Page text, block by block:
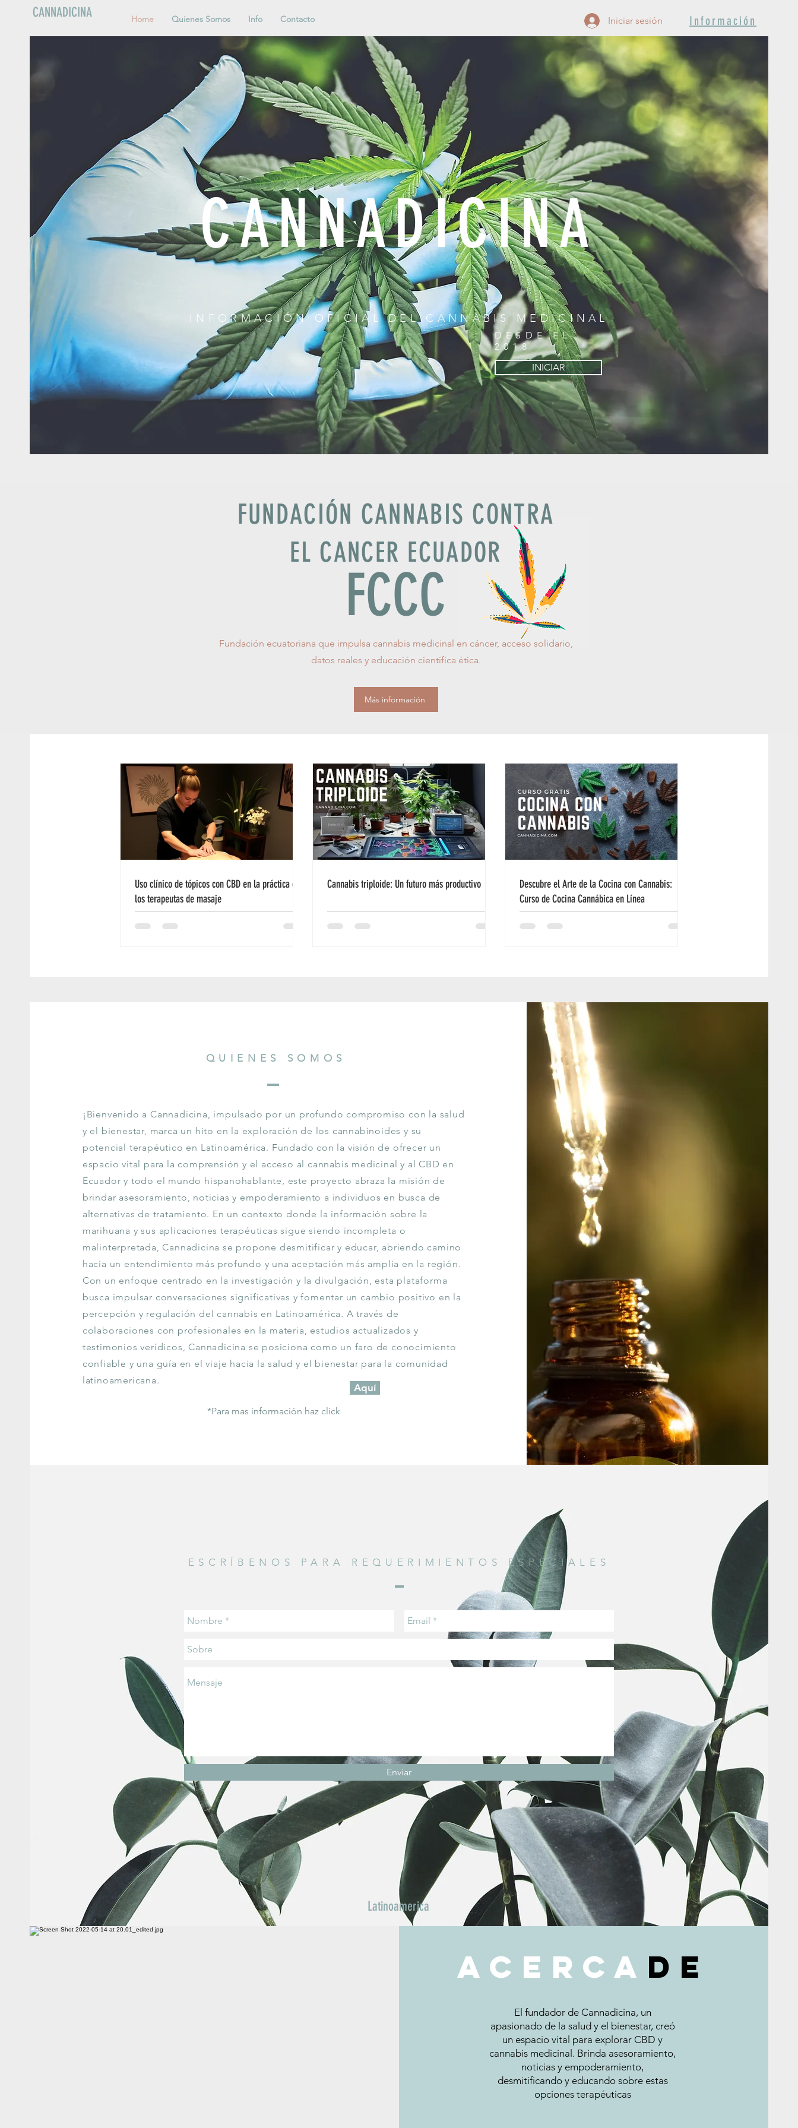
CANNADICINA Home Quienes Somos Info Contacto Información
Iniciar sesión
CANNADICINA
INFORMACIÓN OFICIAL DEL CANNABIS MEDICINAL
DESDE EL
2018
INICIAR
Fundación ecuatoriana que impulsa cannabis medicinal en cáncer, acceso solidario,
datos reales y educación científica ética.
FCCC
FUNDACIÓN CANNABIS CONTRA
EL CANCER ECUADOR
Más información
Uso clínico de tópicos con CBD en la práctica de
los terapeutas de masaje
Cannabis triploide: Un futuro más productivo
Descubre el Arte de la Cocina con Cannabis:
Curso de Cocina Cannábica en Línea
QUIENES SOMOS
¡Bienvenido a Cannadicina, impulsado por un profundo compromiso con la salud
y el bienestar, marca un hito en la exploración de los cannabinoides y su
potencial terapéutico en Latinoamérica. Fundado con la visión de ofrecer un
espacio vital para la comprensión y el acceso al cannabis medicinal y al CBD en
Ecuador y todo el mundo hispanohablante, este proyecto abraza la misión de
brindar asesoramiento, noticias y empoderamiento a individuos en busca de
alternativas de tratamiento. En un contexto donde la información sobre la
marihuana y sus aplicaciones terapéuticas sigue siendo incompleta o
malinterpretada, Cannadicina se propone desmitificar y educar, abriendo camino
hacia un entendimiento más profundo y una aceptación más amplia en la región.
Con un enfoque centrado en la investigación y la divulgación, esta plataforma
busca impulsar conversaciones significativas y fomentar un cambio positivo en la
percepción y regulación del cannabis en Latinoamérica. A través de
colaboraciones con profesionales en la materia, estudios actualizados y
testimonios verídicos, Cannadicina se posiciona como un faro de conocimiento
confiable y una guía en el viaje hacia la salud y el bienestar para la comunidad
latinoamericana.
*Para mas información haz click
Aquí
ESCRÍBENOS PARA REQUERIMIENTOS ESPECIALES
Enviar
Latinoamerica
aCERCA DE
El fundador de Cannadicina, un
apasionado de la salud y el bienestar, creó
un espacio vital para explorar CBD y
cannabis medicinal. Brinda asesoramiento,
noticias y empoderamiento,
desmitificando y educando sobre estas
opciones terapéuticas